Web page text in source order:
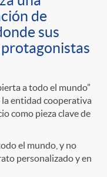
de
sus
protagonistas
a todo el mundo”
la entidad cooperativa
como pieza clave de
el mundo, y no
personalizado y en